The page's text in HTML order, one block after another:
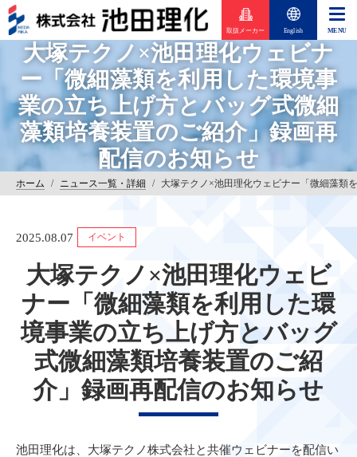
取扱メーカー English
大塚テクノ×池田理化ウェビナ
ー「微細藻類を利用した環境事
業の立ち上げ方とバッグ式微細
藻類培養装置のご紹介」録画再
配信のお知らせ
ホーム / ニュース一覧・詳細 / 大塚テクノ×池田理化ウェビナー「微細藻類
2025.08.07 イベント
大塚テクノ×池田理化ウェビ
ナー「微細藻類を利用した環
境事業の立ち上げ方とバッグ
式微細藻類培養装置のご紹
介」録画再配信のお知らせ
池田理化は、大塚テクノ株式会社と共催ウェビナーを配信い